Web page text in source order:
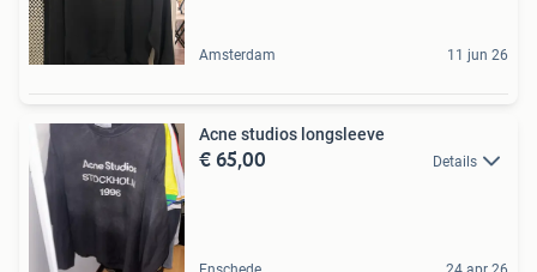
Amsterdam 11 jun 26
Acne studios longsleeve
€ 65,00 Details